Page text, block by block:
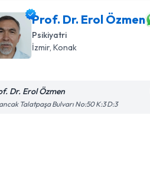
Prof. Dr. Erol Özmen
Psikiyatri
İzmir, Konak
Dr. Erol Özmen
Talatpaşa Bulvarı No:50 K:3 D:3